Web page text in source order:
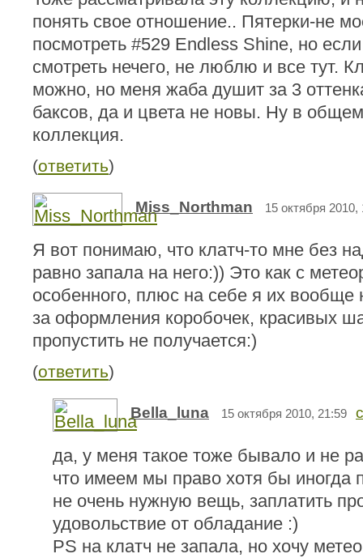
понять свое отношение.. Пятерки-не
посмотреть #529 Endless Shine, но
смотреть нечего, не люблю и все тут.
можно, но меня жаба душит за 3
баксов, да и цвета не новы. Ну в
коллекция.
(ответить)
Miss_Northman 15 октября 2010,
Я вот понимаю, что клатч-то мне без
равно запала на него:)) Это как с
особенного, плюс на себе я их вообще
за оформления коробочек, красивых
пропустить не получается:)
(ответить)
Bella_luna 15 октября 2010, 21:59
да, у меня такое тоже бывало и не
что имеем мы право хотя бы иногда
не очень нужную вещь, заплатить
удовольствие от обладание :)
PS на клатч не запала, но хочу